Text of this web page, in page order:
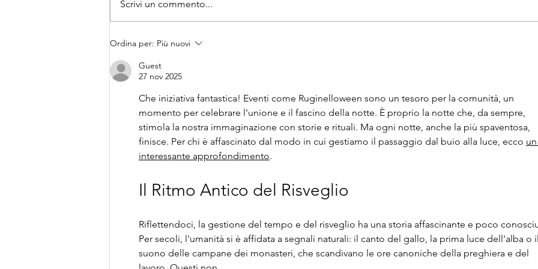
La mappa di
RUGINELLOween 7
Scrivi un commento...
Ordina per: Più nuovi
Guest
27 nov 2025
Che iniziativa fantastica! Eventi come Ruginelloween sono un tesoro per la comunità, un
momento per celebrare l'unione e il fascino della notte. È proprio la notte che, da sempre,
stimola la nostra immaginazione con storie e rituali. Ma ogni notte, anche la più spaventosa,
finisce. Per chi è affascinato dal modo in cui gestiamo il passaggio dal buio alla luce, ecco un
interessante approfondimento.
Il Ritmo Antico del Risveglio
Riflettendoci, la gestione del tempo e del risveglio ha una storia affascinante e poco
Per secoli, l'umanità si è affidata a segnali naturali: il canto del gallo, la prima luce dell'alba o il
suono delle campane dei monasteri, che scandivano le ore canoniche della preghiera e del